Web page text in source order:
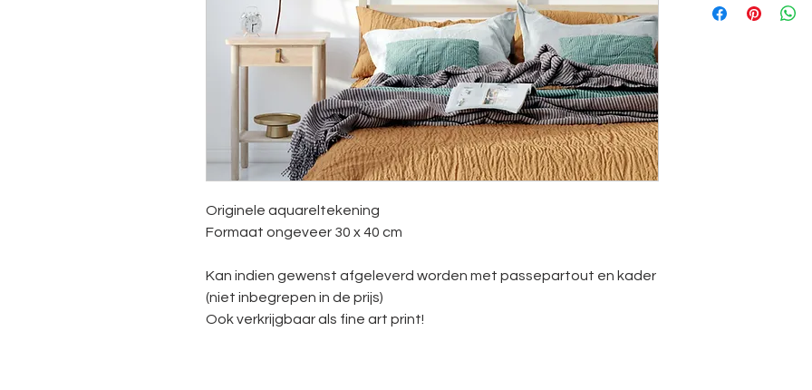
Originele aquareltekening
Formaat ongeveer 30 x 40 cm
Kan indien gewenst afgeleverd worden met passepartout en kader
(niet inbegrepen in de prijs)
Ook verkrijgbaar als fine art print!